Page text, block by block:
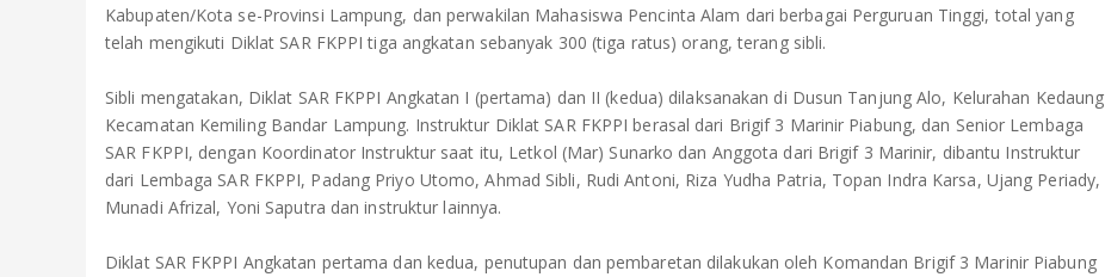
Kabupaten/Kota se-Provinsi Lampung, dan perwakilan Mahasiswa Pencinta Alam dari berbagai Perguruan Tinggi, total yang
telah mengikuti Diklat SAR FKPPI tiga angkatan sebanyak 300 (tiga ratus) orang, terang sibli.
Sibli mengatakan, Diklat SAR FKPPI Angkatan I (pertama) dan II (kedua) dilaksanakan di Dusun Tanjung Alo, Kelurahan Kedaung
Kecamatan Kemiling Bandar Lampung. Instruktur Diklat SAR FKPPI berasal dari Brigif 3 Marinir Piabung, dan Senior Lembaga
SAR FKPPI, dengan Koordinator Instruktur saat itu, Letkol (Mar) Sunarko dan Anggota dari Brigif 3 Marinir, dibantu Instruktur
dari Lembaga SAR FKPPI, Padang Priyo Utomo, Ahmad Sibli, Rudi Antoni, Riza Yudha Patria, Topan Indra Karsa, Ujang Periady,
Munadi Afrizal, Yoni Saputra dan instruktur lainnya.
Diklat SAR FKPPI Angkatan pertama dan kedua, penutupan dan pembaretan dilakukan oleh Komandan Brigif 3 Marinir Piabung